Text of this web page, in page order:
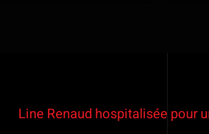
l'image
Line Renaud hospitalisée pour